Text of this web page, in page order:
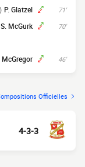
71'
P. Glatzel
70'
S. McGurk
46'
McGregor
Officielles
4-3-3